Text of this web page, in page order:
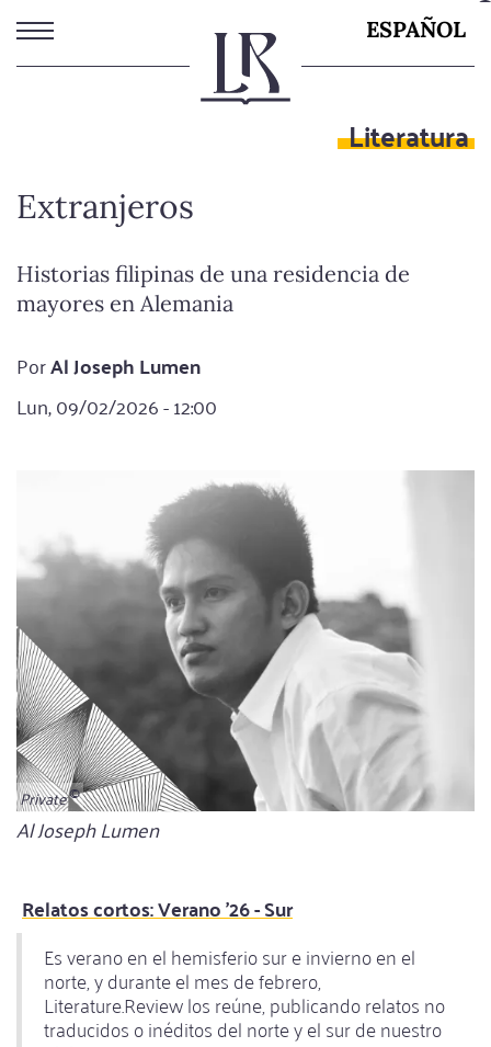
Pasar
contenido
ESPAÑOL
Literatura
Extranjeros
Historias filipinas de una residencia de
mayores en Alemania
PorAl Joseph Lumen
Lun, 09/02/2026 - 12:00
Private
Bildunterschrift
Al Joseph Lumen
Relatos cortos: Verano '26 - Sur
Es verano en el hemisferio sur e invierno en el
norte, y durante el mes de febrero,
Literature.Review los reúne, publicando relatos no
traducidos o inéditos del norte y el sur de nuestro